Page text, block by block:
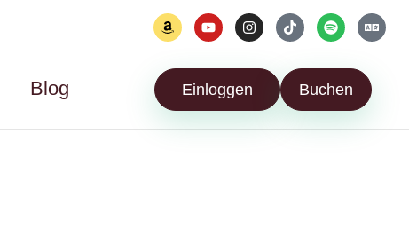
Blog Einloggen Buchen